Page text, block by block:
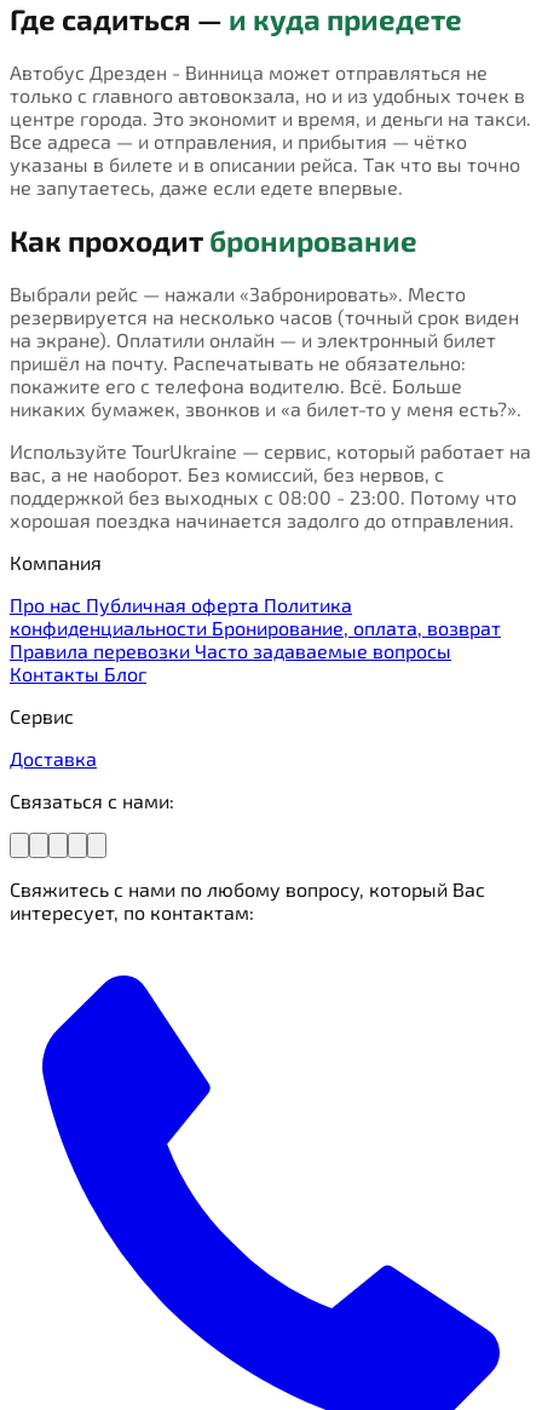
Где садиться — и куда приедете
Автобус Дрезден - Винница может отправляться не
только с главного автовокзала, но и из удобных точек в
центре города. Это экономит и время, и деньги на такси.
Все адреса — и отправления, и прибытия — чётко
указаны в билете и в описании рейса. Так что вы точно
не запутаетесь, даже если едете впервые.
Как проходит бронирование
Выбрали рейс — нажали «Забронировать». Место
резервируется на несколько часов (точный срок виден
на экране). Оплатили онлайн — и электронный билет
пришёл на почту. Распечатывать не обязательно:
покажите его с телефона водителю. Всё. Больше
никаких бумажек, звонков и «а билет-то у меня есть?».
Используйте TourUkraine — сервис, который работает на
вас, а не наоборот. Без комиссий, без нервов, с
поддержкой без выходных с 08:00 - 23:00. Потому что
хорошая поездка начинается задолго до отправления.
Компания
Про нас Публичная оферта Политика
конфиденциальности Бронирование, оплата, возврат
Правила перевозки Часто задаваемые вопросы
Контакты Блог
Сервис
Доставка
Связаться с нами:
Свяжитесь с нами по любому вопросу, который Вас
интересует, по контактам: